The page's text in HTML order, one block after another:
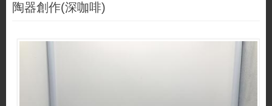
陶器創作(深咖啡)